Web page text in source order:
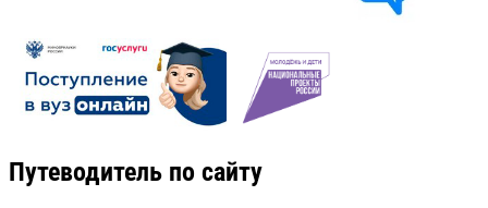
Путеводитель по сайту